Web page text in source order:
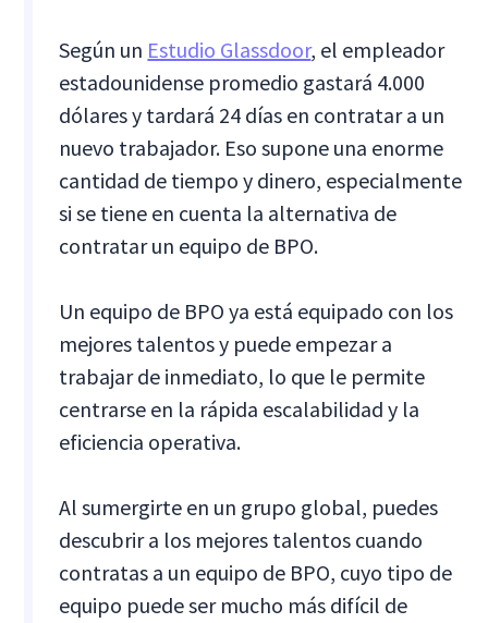
Según un Estudio Glassdoor, el empleador
estadounidense promedio gastará 4.000
dólares y tardará 24 días en contratar a un
nuevo trabajador. Eso supone una enorme
cantidad de tiempo y dinero, especialmente
si se tiene en cuenta la alternativa de
contratar un equipo de BPO.
Un equipo de BPO ya está equipado con los
mejores talentos y puede empezar a
trabajar de inmediato, lo que le permite
centrarse en la rápida escalabilidad y la
eficiencia operativa.
Al sumergirte en un grupo global, puedes
descubrir a los mejores talentos cuando
contratas a un equipo de BPO, cuyo tipo de
equipo puede ser mucho más difícil de